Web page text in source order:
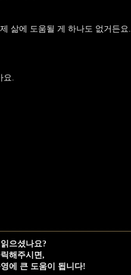
삶에 도움될 게 하나도 없거든요.
요.
으셨나요?
해주시면,
에 큰 도움이 됩니다!